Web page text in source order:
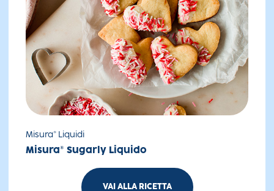
Misura® Liquidi
Misura® Sugarly Liquido
VAI ALLA RICETTA